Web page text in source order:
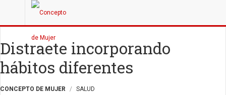
Distraete incorporando
hábitos diferentes
CONCEPTO DE MUJER SALUD